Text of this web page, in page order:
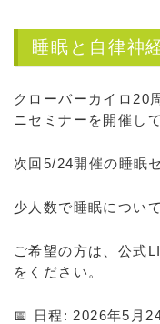
睡眠と自律神
クローバーカイロ20
ニセミナーを開催し
次回5/24開催の睡眠
少人数で睡眠につい
ご希望の方は、公式
をください。
📅 日程: 2026年5月